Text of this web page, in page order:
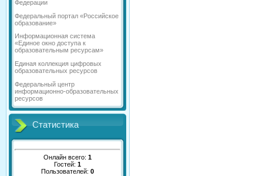
Федерации
Федеральный портал «Российское
образование»
Информационная система
«Единое окно доступа к
образовательным ресурсам»
Единая коллекция цифровых
образовательных ресурсов
Федеральный центр
информационно-образовательных
ресурсов
Статистика
Онлайн всего: 1
Гостей: 1
Пользователей: 0